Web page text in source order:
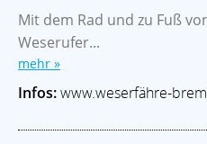
Mit dem Rad und zu Fuß
Weserufer...
mehr »
Infos:www.weserfähre-